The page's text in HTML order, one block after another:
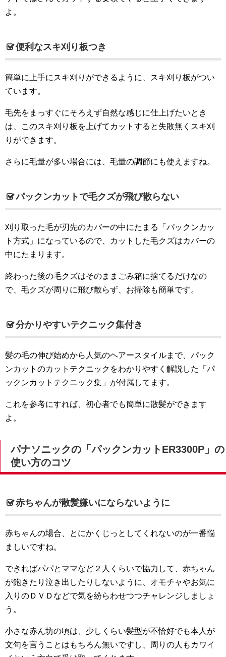
よ。
便利なスキ刈り板つき
簡単に上手にスキ刈りができるように、スキ刈り板がつい
ています。
毛先をまっすぐにそろえず自然な感じに仕上げたいとき
は、このスキ刈り板を上げてカットすると失敗無くスキ刈
りができます。
さらに毛量が多い場合には、毛量の調節にも使えますね。
パックンカットで毛クズが飛び散らない
刈り取った毛が刃先のカバーの中にたまる「パックンカッ
ト方式」になっているので、カットした毛クズはカバーの
中にたまります。
終わった後の毛クズはそのままごみ箱に捨てるだけなの
で、毛クズが周りに飛び散らず、お掃除も簡単です。
分かりやすいテクニック集付き
髪の毛の伸び始めから人気のヘアースタイルまで、パック
ンカットのカットテクニックをわかりやすく解説した「パ
ックンカットテクニック集」が付属してます。
これを参考にすれば、初心者でも簡単に散髪ができます
よ。
パナソニックの「パックンカットER3300P」の
使い方のコツ
赤ちゃんが散髪嫌いにならないように
赤ちゃんの場合、とにかくじっとしてくれないのが一番悩
ましいですね。
できればパパとママなど２人くらいで協力して、赤ちゃん
が飽きたり泣き出したりしないように、オモチャやお気に
入りのＤＶＤなどで気を紛らわせつつチャレンジしましょ
う。
小さな赤ん坊の頃は、少しくらい髪型が不恰好でも本人が
文句を言うことはもちろん無いですし、周りの人もカワイ